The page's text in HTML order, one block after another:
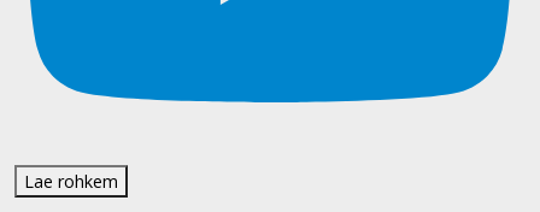
Lae rohkem